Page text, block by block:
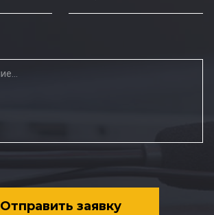
Отправить заявку